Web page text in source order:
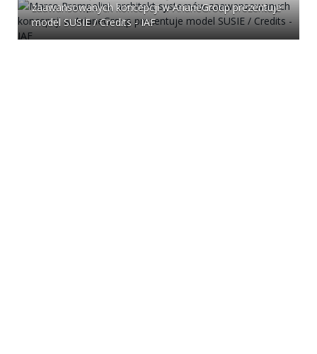
zaawansowanych koncepcji w ArianeGroup prezentuje
model SUSIE / Credits - IAF